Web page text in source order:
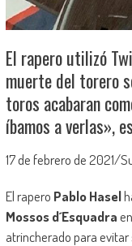
El rapero utilizó
muerte del torero
toros acabaran
íbamos a verlas»,
17 de febrero de 2021/
El rapero Pablo Hasel
Mossos d´Esquadra
atrincherado para evitar